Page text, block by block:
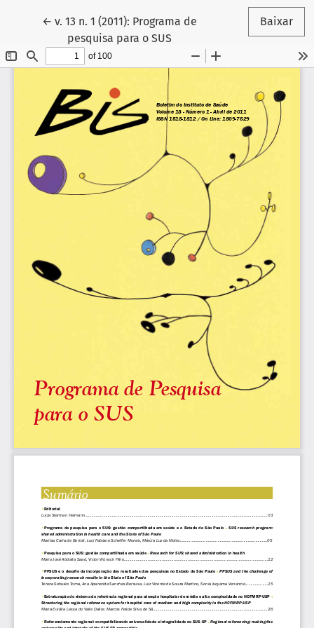
← Voltar aos Detalhes do Artigo
v. 13 n. 1 (2011): Programa de
pesquisa para o SUS
Baixar